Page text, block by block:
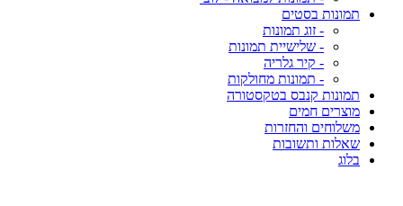
תמונות בסטים
- זוג תמונות
- שלישיית תמונות
- קיר גלריה
- תמונות מחולקות
תמונות קנבס בטקסטורה
מוצרים חמים
משלוחים והחזרות
שאלות ותשובות
בלוג